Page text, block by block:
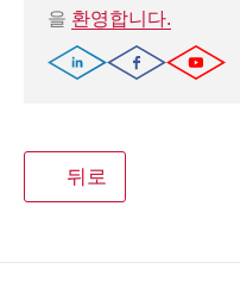
을 환영합니다.
뒤로